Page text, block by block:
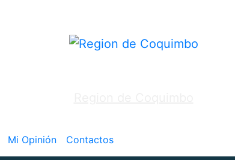
Mi Opinión Contactos